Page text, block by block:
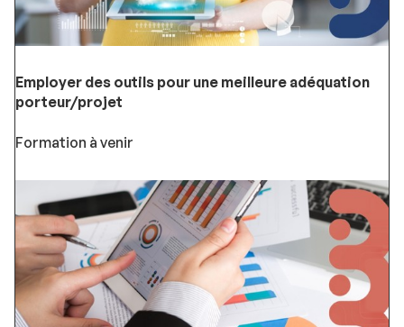
Employer des outils pour une meilleure adéquation
porteur/projet
Formation à venir